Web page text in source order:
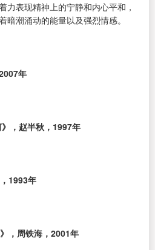
力表现精神上的宁静和内心平和，
暗潮涌动的能量以及强烈情感。
年
》，赵半秋，1997年
1993年
，周铁海，2001年